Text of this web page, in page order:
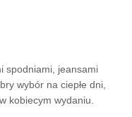
spodniami, jeansami
wybór na ciepłe dni,
kobiecym wydaniu.